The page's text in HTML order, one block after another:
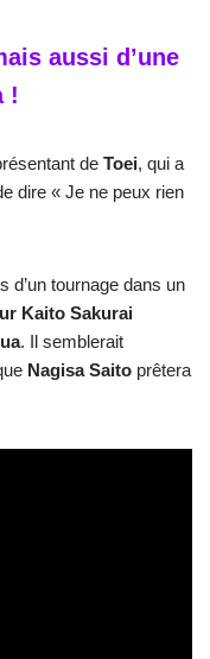
aussi d’une
!
de Toei, qui a
dire « Je ne peux rien
d’un tournage dans un
Kaito Sakurai
. Il semblerait
Nagisa Saito prêtera